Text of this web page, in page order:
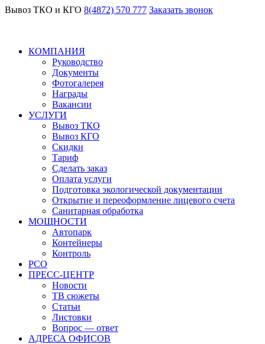
Вывоз ТКО и КГО 8(4872) 570 777 Заказать звонок
КОМПАНИЯ
Руководство
Документы
Фотогалерея
Награды
Вакансии
УСЛУГИ
Вывоз ТКО
Вывоз КГО
Скидки
Тариф
Сделать заказ
Оплата услуги
Подготовка экологической документации
Открытие и переоформление лицевого счета
Санитарная обработка
МОЩНОСТИ
Автопарк
Контейнеры
Контроль
РСО
ПРЕСС-ЦЕНТР
Новости
ТВ сюжеты
Статьи
Листовки
Вопрос — ответ
АДРЕСА ОФИСОВ